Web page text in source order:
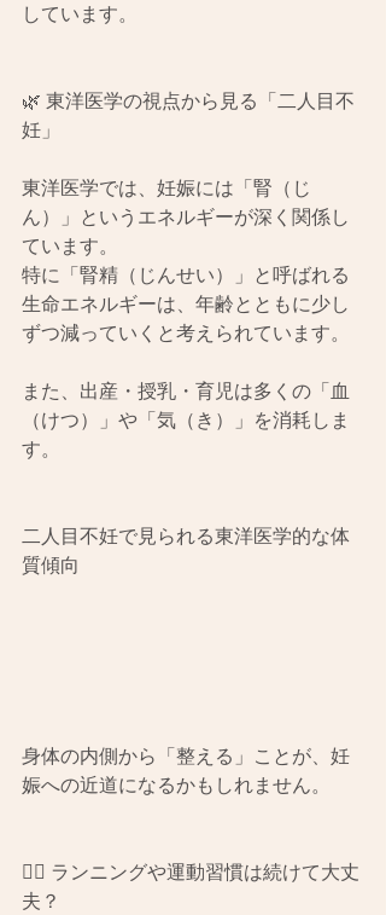
しています。
🌿 東洋医学の視点から見る「二人目不
妊」
東洋医学では、妊娠には「腎（じ
ん）」というエネルギーが深く関係し
ています。
特に「腎精（じんせい）」と呼ばれる
生命エネルギーは、年齢とともに少し
ずつ減っていくと考えられています。
また、出産・授乳・育児は多くの「血
（けつ）」や「気（き）」を消耗しま
す。
二人目不妊で見られる東洋医学的な体
質傾向
身体の内側から「整える」ことが、妊
娠への近道になるかもしれません。
🧘‍♀️ ランニングや運動習慣は続けて大丈
夫？